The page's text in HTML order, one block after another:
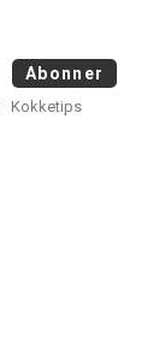
Abonner
Kokketips